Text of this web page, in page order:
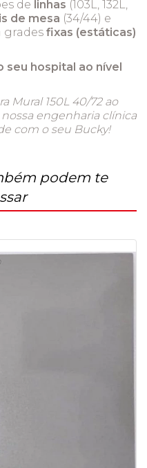
de linhas (103L, 132L,
de mesa (34/44) e
grades fixas (estáticas)
seu hospital ao nível
Mural 150L 40/72 ao
engenharia clínica
com o seu Bucky!
podem te